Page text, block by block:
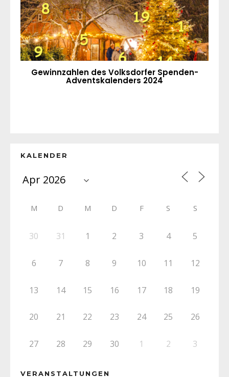
Gewinnzahlen des Volksdorfer Spenden-
Adventskalenders 2024
KALENDER
M D M D F S S
30 31 1 2 3 4 5
6 7 8 9 10 11 12
13 14 15 16 17 18 19
20 21 22 23 24 25 26
27 28 29 30 1 2 3
VERANSTALTUNGEN